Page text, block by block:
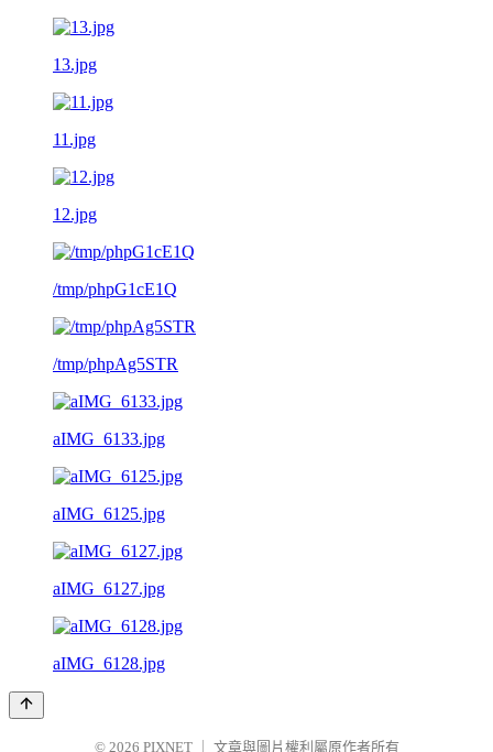
13.jpg
11.jpg
12.jpg
/tmp/phpG1cE1Q
/tmp/phpAg5STR
aIMG_6133.jpg
aIMG_6125.jpg
aIMG_6127.jpg
aIMG_6128.jpg
© 2026 PIXNET 文章與圖片權利屬原作者所有